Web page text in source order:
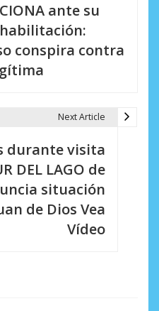
ante su
conspira contra
Next Article
durante visita
DEL LAGO de
situación
de Dios Vea
Vídeo